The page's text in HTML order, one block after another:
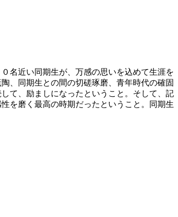
名近い同期生が、万感の思いを込めて生涯を
、同期生との間の切磋琢磨、青年時代の確固
て、励ましになったということ。そして、記
を磨く最高の時期だったということ。同期生